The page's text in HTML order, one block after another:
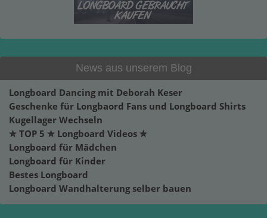
News aus unserem Blog
Longboard Dancing mit Deborah Keser
Geschenke für Longbaord Fans und Longboard Shirts
Kugellager Wechseln
✮ TOP 5 ✮ Longboard Videos ✮
Longboard für Mädchen
Longboard für Kinder
Bestes Longboard
Longboard Wandhalterung selber bauen